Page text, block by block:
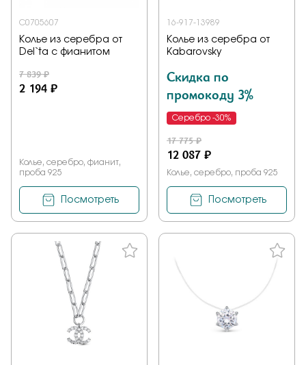
С0705607
Колье из серебра от
Del`ta с фианитом
7 839 ₽
2 194 ₽
Колье, серебро, фианит,
проба 925
Посмотреть
16-917-13989
Колье из серебра от
Kabarovsky
Скидка по
промокоду 3%
Серебро -30%
17 775 ₽
12 087 ₽
Колье, серебро, проба 925
Посмотреть